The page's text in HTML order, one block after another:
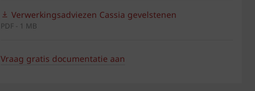
Verwerkingsadviezen Cassia gevelstenen
PDF - 1 MB
Vraag gratis documentatie aan